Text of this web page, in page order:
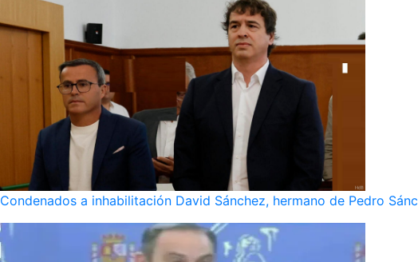
Condenados a inhabilitación David Sánchez, hermano de Pedro